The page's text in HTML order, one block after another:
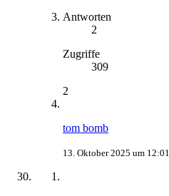
Antworten
2
Zugriffe
309
2
tom bomb
13. Oktober 2025 um 12:01